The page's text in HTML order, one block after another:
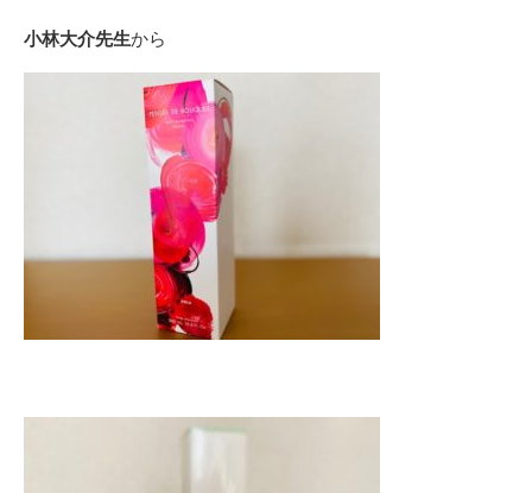
小林大介先生から